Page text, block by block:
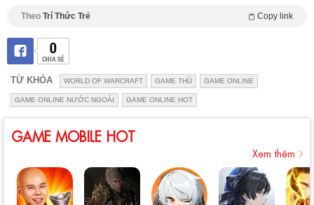
Theo Trí Thức Trẻ Copy link
0
CHIA SẺ
TỪ KHÓA WORLD OF WARCRAFT GAME THỦ GAME ONLINE
GAME ONLINE NƯỚC NGOÀI GAME ONLINE HOT
GAME MOBILE HOT
Xem thêm